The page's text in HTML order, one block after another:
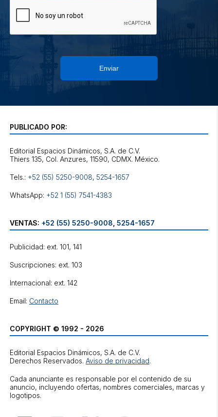
Enviar
PUBLICADO POR:
Editorial Espacios Dinámicos, S.A. de C.V.
Tels.: +52 (55) 5250-9008, 5254-1657
WhatsApp: +52 1 (55) 7541-4383
VENTAS: +52 (55) 5250-9008 5254-1657
Publicidad: ext. 101, 141
Suscripciones: ext. 103
Internacional: ext. 142
Email: Contacto
COPYRIGHT © 1992 - 2026
Editorial Espacios Dinámicos, S.A. de C.V.
Derechos Reservados. Aviso de privacidad.
Cada anunciante es responsable por el contenido de su
anuncio, incluyendo ofertas, nombres comerciales, marcas y
logotipos.